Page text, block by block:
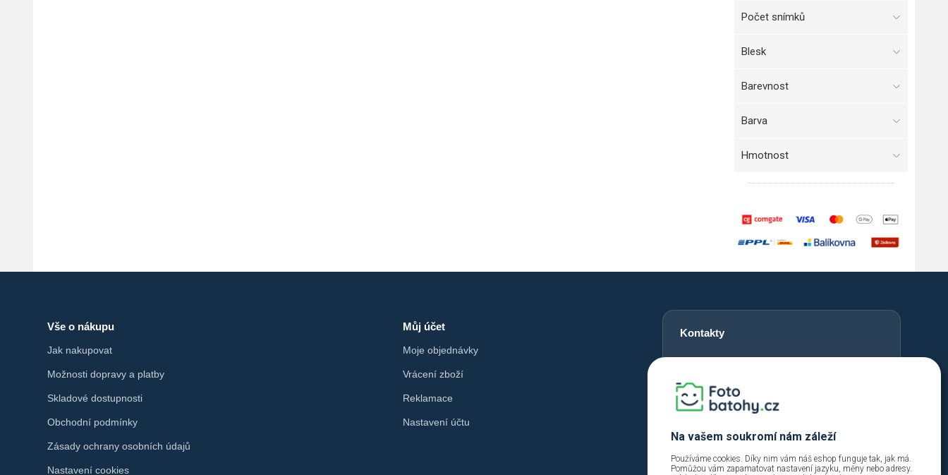
Počet snímků
Blesk
Barevnost
Barva
Hmotnost
Vše o nákupu
Jak nakupovat
Možnosti dopravy a platby
Skladové dostupnosti
Obchodní podmínky
Zásady ochrany osobních údajů
Nastavení cookies
Můj účet
Moje objednávky
Vrácení zboží
Reklamace
Nastavení účtu
Kontakty
info@fotobatohy.cz
Po - Pá 9:00 - 18:00
Na vašem soukromí nám záleží
Používáme cookies. Díky nim vám náš eshop funguje tak, jak má.
Pomůžou vám zapamatovat nastavení jazyku, měny nebo adresy.